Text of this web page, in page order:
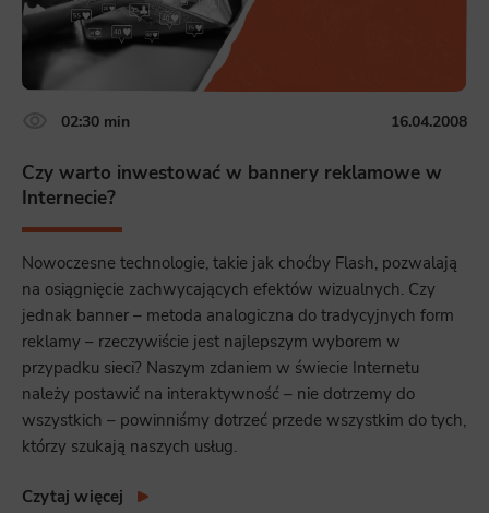
02:30 min 16.04.2008
Czy warto inwestować w bannery reklamowe w
Internecie?
Nowoczesne technologie, takie jak choćby Flash, pozwalają
na osiągnięcie zachwycających efektów wizualnych. Czy
jednak banner – metoda analogiczna do tradycyjnych form
reklamy – rzeczywiście jest najlepszym wyborem w
przypadku sieci? Naszym zdaniem w świecie Internetu
należy postawić na interaktywność – nie dotrzemy do
wszystkich – powinniśmy dotrzeć przede wszystkim do tych,
którzy szukają naszych usług.
Czytaj więcej